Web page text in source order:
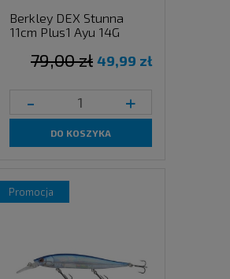
Berkley DEX Stunna
11cm Plus1 Ayu 14G
49,99 zł
79,00 zł
- +
DO KOSZYKA
promocja